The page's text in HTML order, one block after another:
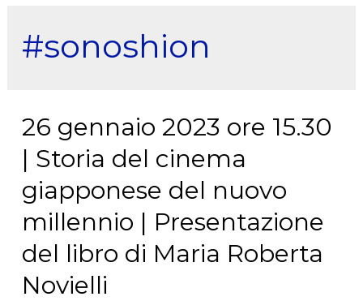
#sonoshion
26 gennaio 2023 ore 15.30
| Storia del cinema
giapponese del nuovo
millennio | Presentazione
del libro di Maria Roberta
Novielli